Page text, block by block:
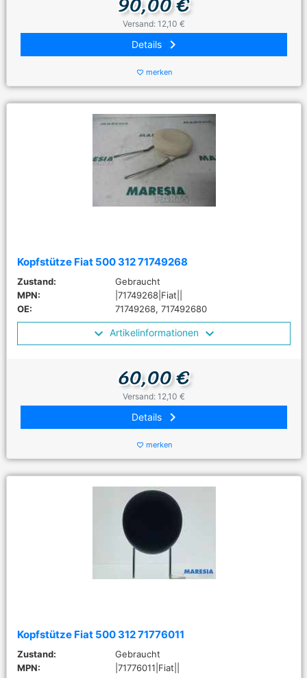
Versand: 12,10 €
Details keyboard_arrow_right
favorite_border merken
Kopfstütze Fiat 500 312 71749268
Zustand:
Gebraucht
MPN:
|71749268|Fiat||
OE:
71749268, 717492680
Artikelinformationen
60,00 €
Versand: 12,10 €
Details keyboard_arrow_right
favorite_border merken
Kopfstütze Fiat 500 312 71776011
Zustand:
Gebraucht
MPN:
|71776011|Fiat||